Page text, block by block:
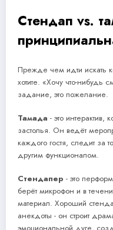
Стендап vs.
Прежде чем идти искать
хотите. «Хочу что-нибудь
задание, это пожелание.
Тамада - это
застолья. Он ведёт
каждого гостя, следит за
другим функционалом.
Стендапер - это
берёт микрофон и в
материал. Хороший
анекдоты - он строит